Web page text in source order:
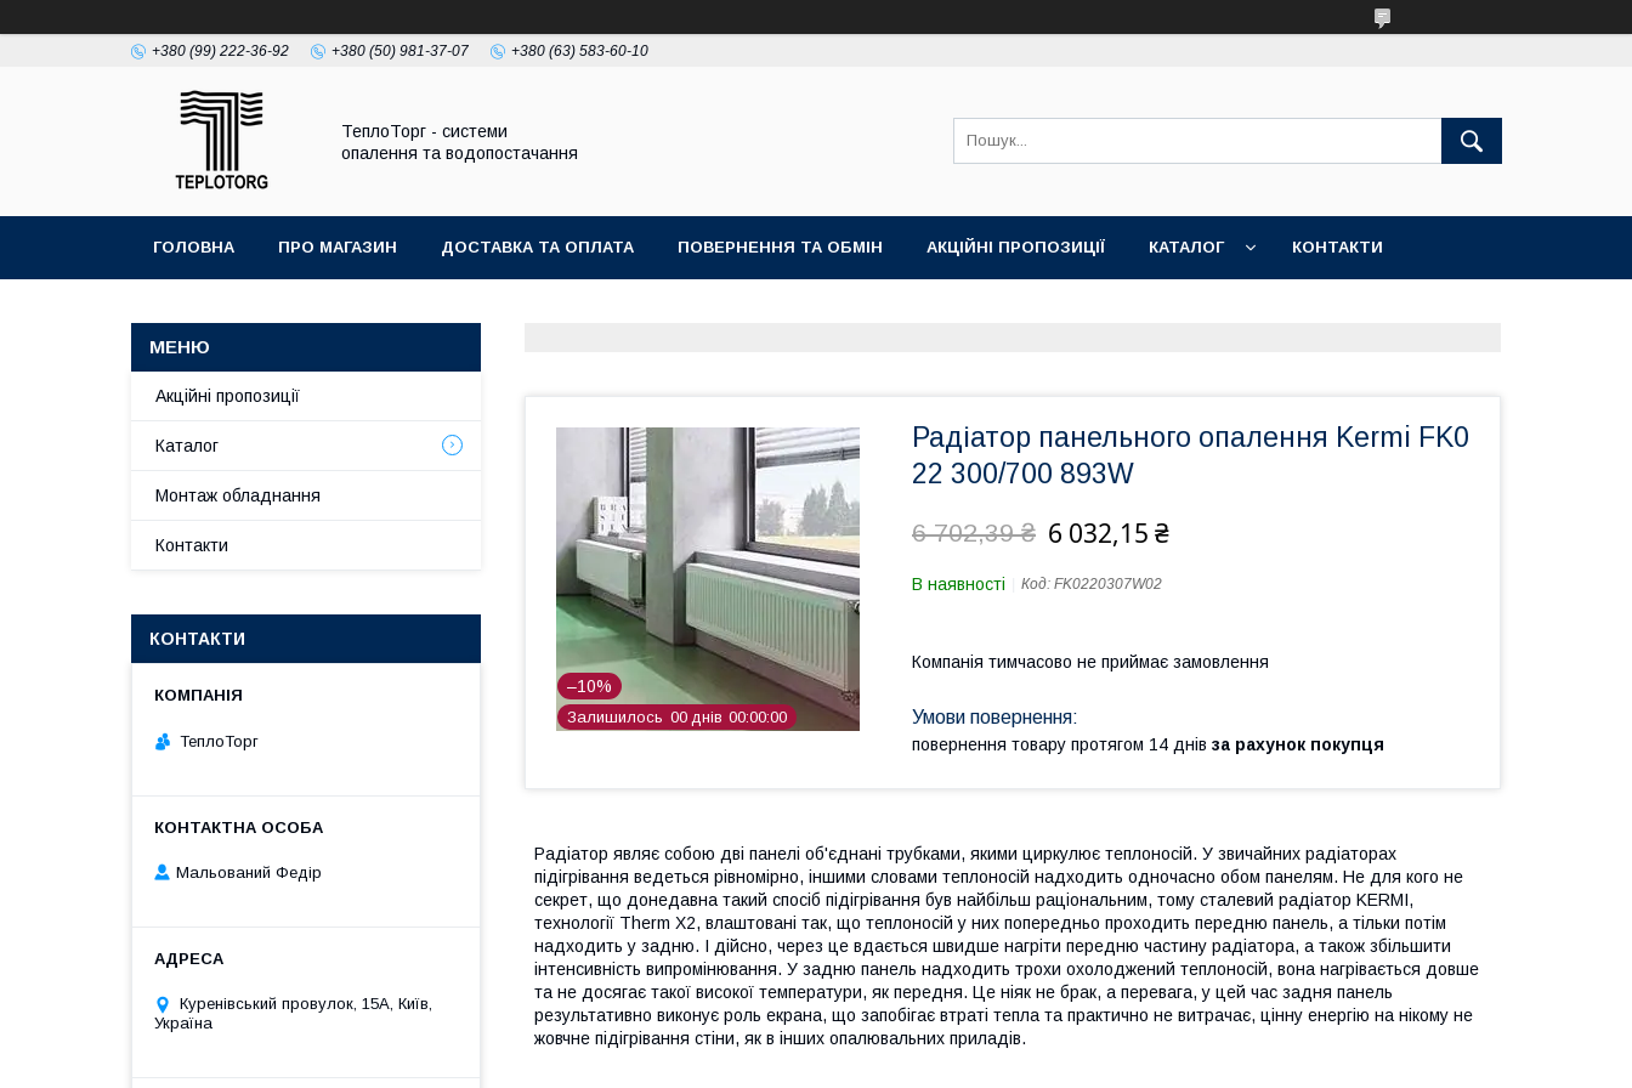
+380 (99) 222-36-92 +380 (50) 981-37-07 +380 (63) 583-60-10
ТеплоТорг - системи
опалення та водопостачання
ГОЛОВНА ПРО МАГАЗИН ДОСТАВКА ТА ОПЛАТА ПОВЕРНЕННЯ ТА ОБМІН АКЦІЙНІ ПРОПОЗИЦІЇ КАТАЛОГ КОНТАКТИ
–10%
Залишилось 00 днів 00 00 00
Радіатор панельного опалення Kermi FK0
22 300/700 893W
6 702,39 ₴ 6 032,15 ₴
В наявності Код: FK0220307W02
Компанія тимчасово не приймає замовлення
повернення товару протягом 14 днів за рахунок покупця
Радіатор являє собою дві панелі об'єднані трубками, якими циркулює теплоносій. У звичайних радіаторах
підігрівання ведеться рівномірно, іншими словами теплоносій надходить одночасно обом панелям. Не для кого не
секрет, що донедавна такий спосіб підігрівання був найбільш раціональним, тому сталевий радіатор KERMI,
технології Therm X2, влаштовані так, що теплоносій у них попередньо проходить передню панель, а тільки потім
надходить у задню. І дійсно, через це вдається швидше нагріти передню частину радіатора, а також збільшити
інтенсивність випромінювання. У задню панель надходить трохи охолоджений теплоносій, вона нагрівається довше
та не досягає такої високої температури, як передня. Це ніяк не брак, а перевага, у цей час задня панель
результативно виконує роль екрана, що запобігає втраті тепла та практично не витрачає, цінну енергію на нікому не
жовчне підігрівання стіни, як в інших опалювальних приладів.
Акційні пропозиції
Каталог
Монтаж обладнання
Контакти
КОНТАКТИ
ТеплоТорг
Мальований Федір
Куренівський провулок, 15А, Київ,
Україна